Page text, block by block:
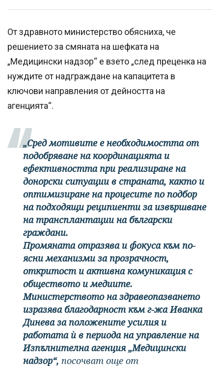
От здравното министерство обясниха, че
решението за смяната на шефката на
„Медицински надзор“ е взето „след преценка на
нуждите от надграждане на капацитета в
ключови направления от дейността на
агенцията“.
„Сред мотивите е необходимостта от
подобряване на координацията и
ефективността при реализиране на
донорски ситуации в страната, както и
оптимизиране на процесите по подбор
на подходящи реципиенти за извършване
на трансплантации на български
граждани.
Промяната отразява и фокуса към по-
ясни механизми за прозрачност,
откритост и активна комуникация с
обществото и медиите.
Министерството на здравеопазването
изразява благодарност към г-жа Иванка
Динева за положените усилия и
работата ѝ в периода на управление на
Изпълнителна агенция „Медицински
надзор“, посочват още от